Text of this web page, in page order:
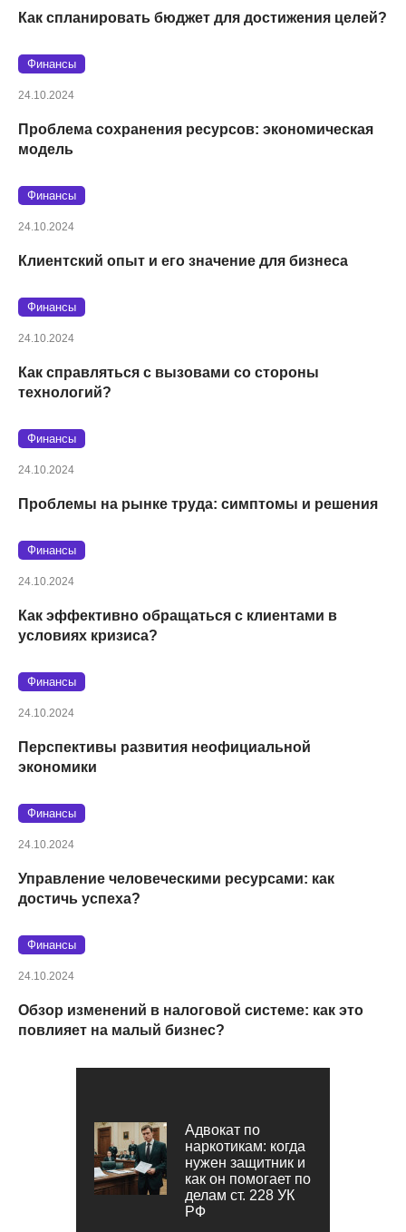
Как спланировать бюджет для достижения целей?
Финансы
24.10.2024
Проблема сохранения ресурсов: экономическая
модель
Финансы
24.10.2024
Клиентский опыт и его значение для бизнеса
Финансы
24.10.2024
Как справляться с вызовами со стороны
технологий?
Финансы
24.10.2024
Проблемы на рынке труда: симптомы и решения
Финансы
24.10.2024
Как эффективно обращаться с клиентами в
условиях кризиса?
Финансы
24.10.2024
Перспективы развития неофициальной
экономики
Финансы
24.10.2024
Управление человеческими ресурсами: как
достичь успеха?
Финансы
24.10.2024
Обзор изменений в налоговой системе: как это
повлияет на малый бизнес?
Адвокат по
наркотикам: когда
нужен защитник и
как он помогает по
делам ст. 228 УК
РФ